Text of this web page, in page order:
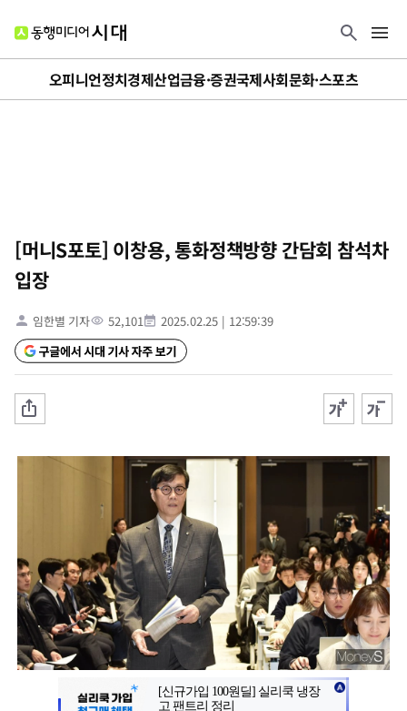
오피니언정치경제산업금융·증권국제사회문화·스포츠
[머니S포토] 이창용, 통화정책방향 간담회 참석차
입장
임한별 기자 52,101 2025.02.25 | 12:59:39